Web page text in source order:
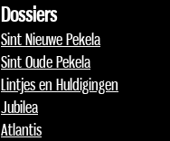
Dossiers
Sint Nieuwe Pekela
Sint Oude Pekela
Lintjes en Huldigingen
Jubilea
Atlantis